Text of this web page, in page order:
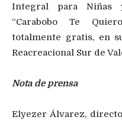
Integral para Niñas
“Carabobo Te
totalmente gratis, en
Reacreacional Sur de
Nota de prensa
Elyezer Álvarez,